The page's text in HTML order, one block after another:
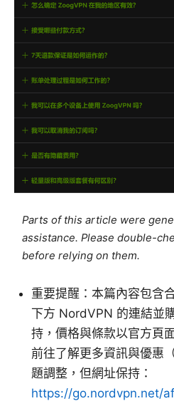
Parts of this article were
assistance. Please double-
before relying on them.
重要提醒：本篇內容包含
下方 NordVPN 的連結並
持，價格與條款以官方頁
前往了解更多資訊與優惠
題調整，但網址保持：
https://go.nordvpn.net/